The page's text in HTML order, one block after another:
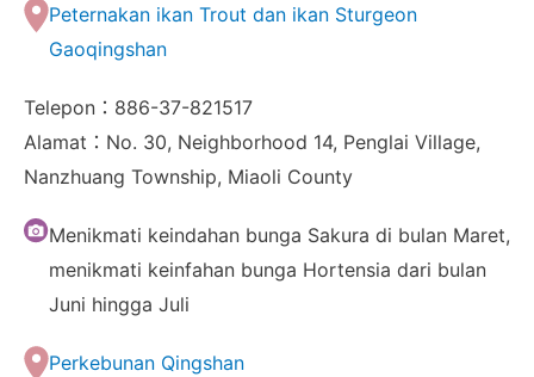
Peternakan ikan Trout dan ikan Sturgeon
Gaoqingshan
Telepon：886-37-821517
Alamat：No. 30, Neighborhood 14, Penglai Village,
Nanzhuang Township, Miaoli County
Menikmati keindahan bunga Sakura di bulan Maret,
menikmati keinfahan bunga Hortensia dari bulan
Juni hingga Juli
Perkebunan Qingshan